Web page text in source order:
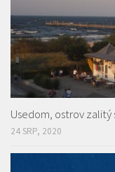
Usedom, ostrov zalitý
24 SRP, 2020